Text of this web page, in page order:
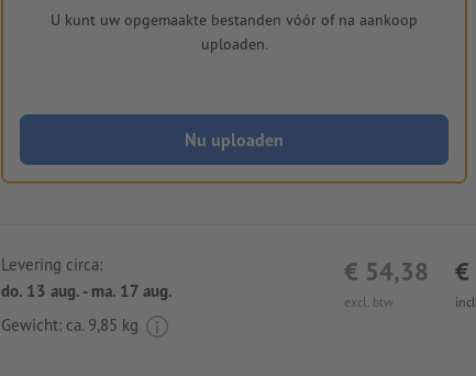
U kunt uw opgemaakte bestanden vóór of na aankoop
uploaden.
Nu uploaden
excl. btw
€ 54,38 €
Levering circa:
do. 13 aug. - ma. 17 aug.
Gewicht: ca. 9,85 kg